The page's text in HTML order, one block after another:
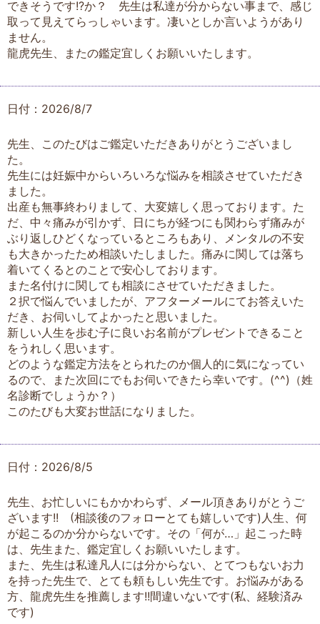
できそうです!?か？ 先生は私達が分からない事まで、感じ
取って見えてらっしゃいます。凄いとしか言いようがあり
ません。
龍虎先生、またの鑑定宜しくお願いいたします。
日付：2026/8/7
先生、このたびはご鑑定いただきありがとうございまし
た。
先生には妊娠中からいろいろな悩みを相談させていただき
ました。
出産も無事終わりまして、大変嬉しく思っております。た
だ、中々痛みが引かず、日にちが経つにも関わらず痛みが
ぶり返しひどくなっているところもあり、メンタルの不安
も大きかったため相談いたしました。痛みに関しては落ち
着いてくるとのことで安心しております。
また名付けに関しても相談にさせていただきました。
２択で悩んでいましたが、アフターメールにてお答えいた
だき、お伺いしてよかったと思いました。
新しい人生を歩む子に良いお名前がプレゼントできること
をうれしく思います。
どのような鑑定方法をとられたのか個人的に気になってい
るので、また次回にでもお伺いできたら幸いです。(^^)（姓
名診断でしょうか？）
このたびも大変お世話になりました。
日付：2026/8/5
先生、お忙しいにもかかわらず、メール頂きありがとうご
ざいます!! (相談後のフォローとても嬉しいです)人生、何
が起こるのか分からないです。その「何が…」起こった時
は、先生また、鑑定宜しくお願いいたします。
また、先生は私達凡人には分からない、とてつもないお力
を持った先生で、とても頼もしい先生です。お悩みがある
方、龍虎先生を推薦します!!間違いないです(私、経験済み
です)